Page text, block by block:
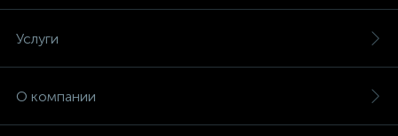
Услуги
О компании